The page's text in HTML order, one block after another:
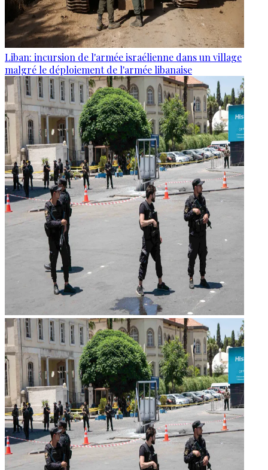
Liban: incursion de l'armée israélienne dans un village
malgré le déploiement de l'armée libanaise